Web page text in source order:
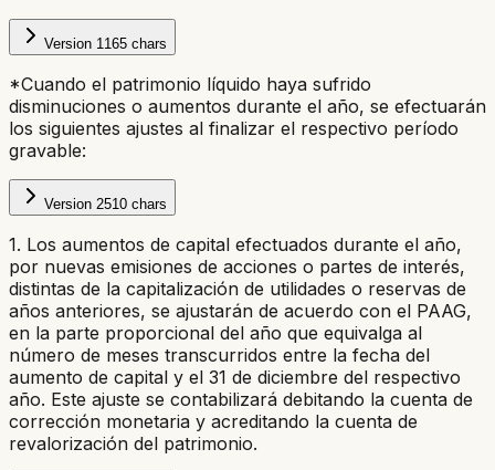
Version 1165 chars
*Cuando el patrimonio líquido haya sufrido
disminuciones o aumentos durante el año, se efectuarán
los siguientes ajustes al finalizar el respectivo período
gravable:
Version 2510 chars
1. Los aumentos de capital efectuados durante el año,
por nuevas emisiones de acciones o partes de interés,
distintas de la capitalización de utilidades o reservas de
años anteriores, se ajustarán de acuerdo con el PAAG,
en la parte proporcional del año que equivalga al
número de meses transcurridos entre la fecha del
aumento de capital y el 31 de diciembre del respectivo
año. Este ajuste se contabilizará debitando la cuenta de
corrección monetaria y acreditando la cuenta de
revalorización del patrimonio.